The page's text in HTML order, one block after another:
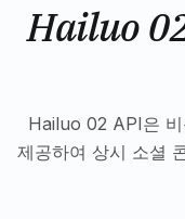
Hailuo
Hailuo 02 API은
제공하여 상시 소셜